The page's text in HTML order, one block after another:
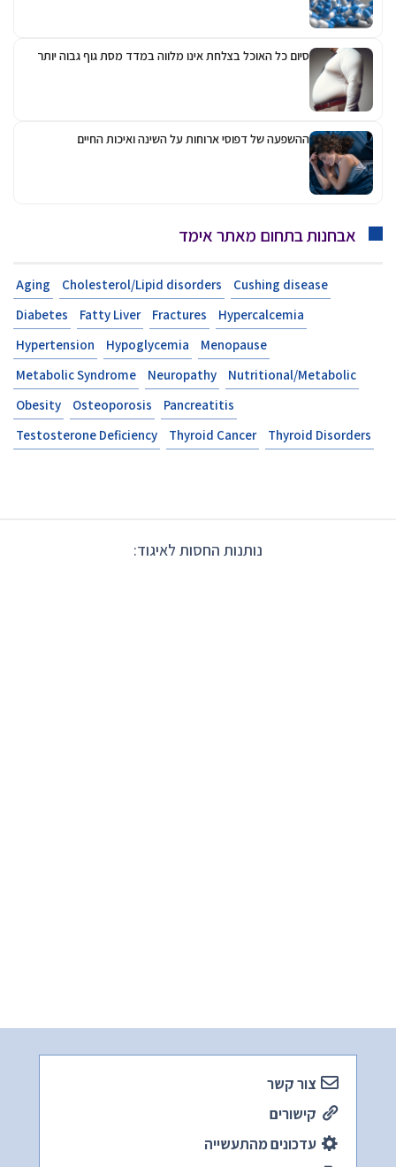
סיום כל האוכל בצלחת אינו מלווה במדד מסת גוף גבוה יותר
ההשפעה של דפוסי ארוחות על השינה ואיכות החיים
אבחנות בתחום מאתר אימד
Aging Cholesterol/Lipid disorders
Cushing disease
Diabetes
Fatty Liver Fractures
Hypercalcemia
Hypertension
Hypoglycemia
Menopause
Metabolic Syndrome
Neuropathy
Nutritional/Metabolic
Obesity
Osteoporosis
Pancreatitis
Testosterone Deficiency
Thyroid Cancer Thyroid Disorders
נותנות החסות לאיגוד:
צור קשר
קישורים
עדכונים מהתעשייה